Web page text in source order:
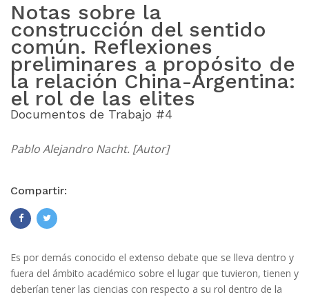
Notas sobre la
construcción del sentido
común. Reflexiones
preliminares a propósito de
la relación China-Argentina:
el rol de las elites
Documentos de Trabajo #4
Pablo Alejandro Nacht. [Autor]
Compartir:
Es por demás conocido el extenso debate que se lleva dentro y
fuera del ámbito académico sobre el lugar que tuvieron, tienen y
deberían tener las ciencias con respecto a su rol dentro de la